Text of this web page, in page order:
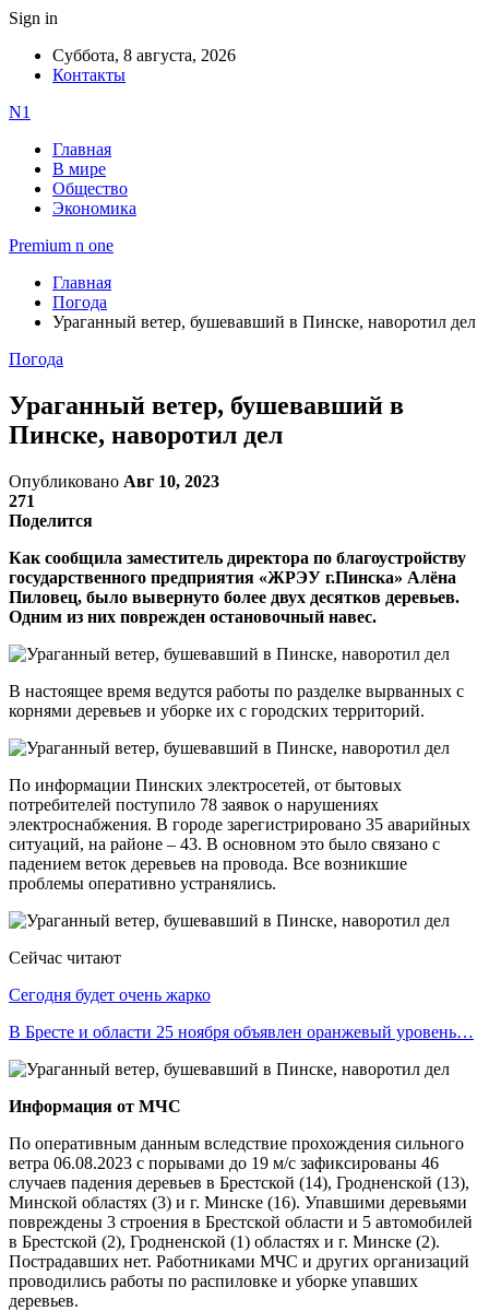
Sign in
Суббота, 8 августа, 2026
Контакты
N1
Главная
В мире
Общество
Экономика
Premium n one
Главная
Погода
Ураганный ветер, бушевавший в Пинске, наворотил дел
Погода
Ураганный ветер, бушевавший в
Пинске, наворотил дел
Опубликовано Авг 10, 2023
271
Поделится
Как сообщила заместитель директора по благоустройству
государственного предприятия «ЖРЭУ г.Пинска» Алёна
Пиловец, было вывернуто более двух десятков деревьев.
Одним из них поврежден остановочный навес.
В настоящее время ведутся работы по разделке вырванных с
корнями деревьев и уборке их с городских территорий.
По информации Пинских электросетей, от бытовых
потребителей поступило 78 заявок о нарушениях
электроснабжения. В городе зарегистрировано 35 аварийных
ситуаций, на районе – 43. В основном это было связано с
падением веток деревьев на провода. Все возникшие
проблемы оперативно устранялись.
Сейчас читают
Сегодня будет очень жарко
В Бресте и области 25 ноября объявлен оранжевый уровень…
Информация от МЧС
По оперативным данным вследствие прохождения сильного
ветра 06.08.2023 с порывами до 19 м/с зафиксированы 46
случаев падения деревьев в Брестской (14), Гродненской (13),
Минской областях (3) и г. Минске (16). Упавшими деревьями
повреждены 3 строения в Брестской области и 5 автомобилей
в Брестской (2), Гродненской (1) областях и г. Минске (2).
Пострадавших нет. Работниками МЧС и других организаций
проводились работы по распиловке и уборке упавших
деревьев.